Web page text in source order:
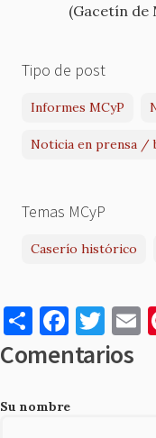
(Gacetín
Tipo de post
Informes MCyP
Noticia en prensa /
Temas MCyP
Caserío histórico
S
h
ar
e
F
a
c
e
T
w
it
Comentarios
Su nombre